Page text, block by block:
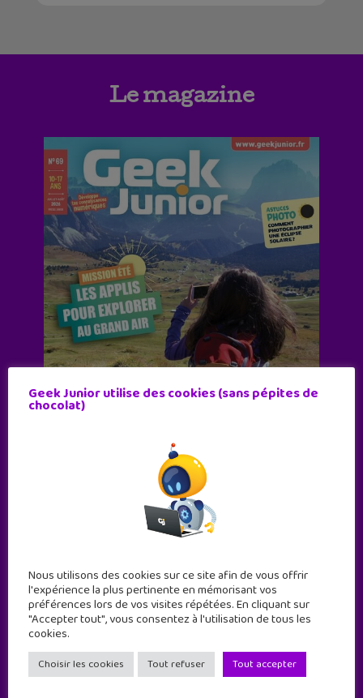
Le magazine
Abonne-toi !
11 numéros par an
JE M'ABONNE !
Geek Junior utilise des cookies (sans pépites de
chocolat)
Nous utilisons des cookies sur ce site afin de vous offrir
l'expérience la plus pertinente en mémorisant vos
préférences lors de vos visites répétées. En cliquant sur
"Accepter tout", vous consentez à l'utilisation de tous les
cookies.
Choisir les cookies Tout refuser Tout accepter